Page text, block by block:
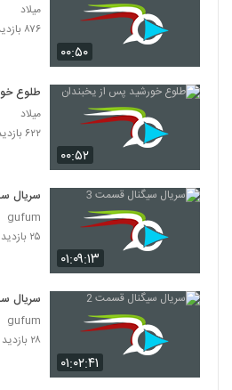
۰۰:۵۰
میلاد
۸۷۶ بازدید
۰۰:۵۲
طلوع
میلاد
۶۲۲ بازدید
۰۱:۰۹:۱۳
سریال
gufum
۲۵ بازدید
۰۱:۰۲:۴۱
سریال
gufum
۲۸ بازدید